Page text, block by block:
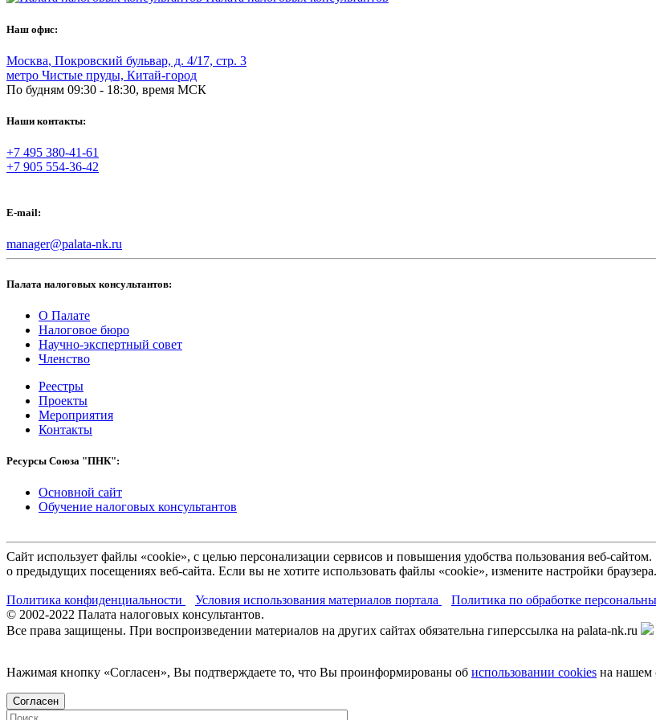
Наш офис:
Москва, Покровский бульвар, д. 4/17, стр. 3
метро Чистые пруды, Китай-город
По будням 09:30 - 18:30, время МСК
Наши контакты:
+7 495 380-41-61
+7 905 554-36-42
E-mail:
manager@palata-nk.ru
Палата налоговых консультантов:
О Палате
Налоговое бюро
Научно-экспертный совет
Членство
Реестры
Проекты
Мероприятия
Контакты
Ресурсы Союза "ПНК":
Основной сайт
Обучение налоговых консультантов
Сайт использует файлы «cookie», с целью персонализации сервисов и повышения удобства пользования веб-
о предыдущих посещениях веб-сайта. Если вы не хотите использовать файлы «cookie», измените настройки браузера.
Политика конфиденциальности Условия использования материалов портала Политика по обработке
© 2002-2022 Палата налоговых консультантов.
Все права защищены. При воспроизведении материалов на других сайтах обязательна гиперссылка на palata-nk.ru
Нажимая кнопку «Согласен», Вы подтверждаете то, что Вы проинформированы об использовании cookies на нашем
Согласен